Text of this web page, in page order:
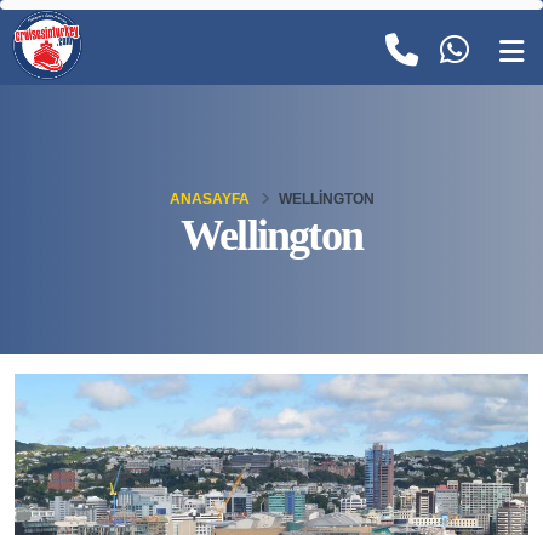
Wellington
ANASAYFA WELLINGTON